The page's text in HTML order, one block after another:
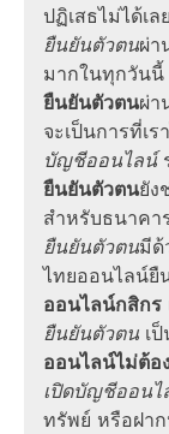
ปฏิเสธไม่ได้เล
ยืนยันตัวตนผ่า
มากในทุกวันนี้
ยืนยันตัวตนผ่า
จะเป็นการที่เร
บัญชีออนไลน์
ยืนยันตัวตนยัง
สำหรับธนาคา
ยืนยันตัวตนมีด้
ไทยออนไลน์ยื
ออนไลน์กสิกร
ยืนยันตัวตน เ
ออนไลน์ไม่ต้อ
เปิดบัญชีออนไ
ทรัพย์ หรือฝา